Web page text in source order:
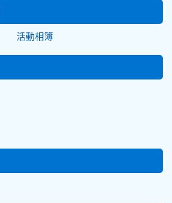
活動相簿